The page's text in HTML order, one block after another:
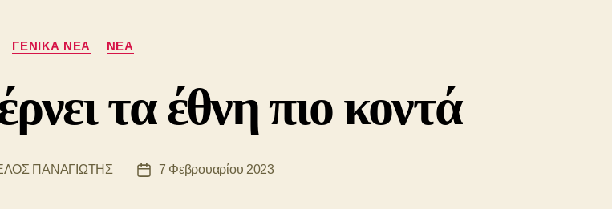
Κατηγορίες
ΓΕΝΙΚΆ ΝΈΑ ΝΈΑ
τα έθνη πιο κοντά
ΠΑΝΑΓΙΩΤΗΣ
Ημ.7 Φεβρουαρίου 2023